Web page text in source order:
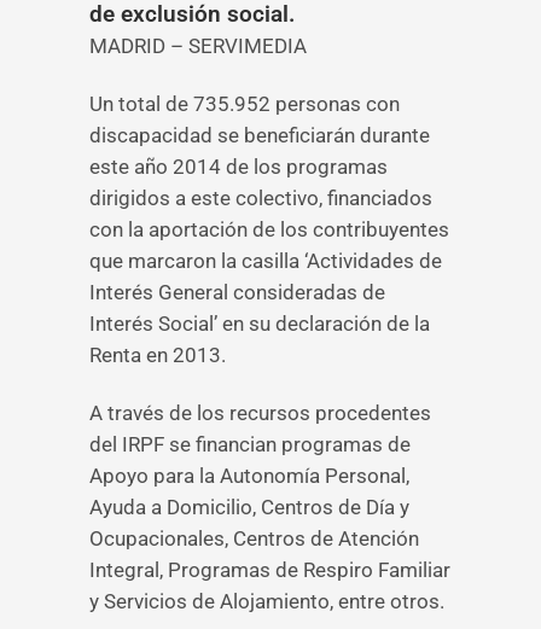
de exclusión social.
MADRID – SERVIMEDIA
Un total de 735.952 personas con
discapacidad se beneficiarán durante
este año 2014 de los programas
dirigidos a este colectivo, financiados
con la aportación de los contribuyentes
que marcaron la casilla ‘Actividades de
Interés General consideradas de
Interés Social’ en su declaración de la
Renta en 2013.
A través de los recursos procedentes
del IRPF se financian programas de
Apoyo para la Autonomía Personal,
Ayuda a Domicilio, Centros de Día y
Ocupacionales, Centros de Atención
Integral, Programas de Respiro Familiar
y Servicios de Alojamiento, entre otros.